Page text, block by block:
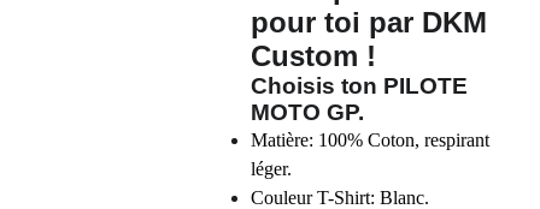
pour toi par DKM
Custom !
Choisis ton PILOTE
MOTO GP.
Matière: 100% Coton, respirant
léger.
Couleur T-Shirt: Blanc.